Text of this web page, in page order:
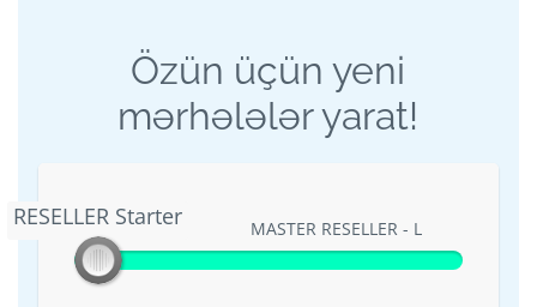
Özün üçün yeni
mərhələlər yarat!
RESELLER Starter
RESELLER Starter MASTER RESELLER - L